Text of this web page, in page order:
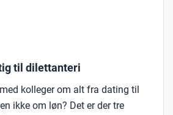
til dilettanteri
kolleger om alt fra dating til
ikke om løn? Det er der tre